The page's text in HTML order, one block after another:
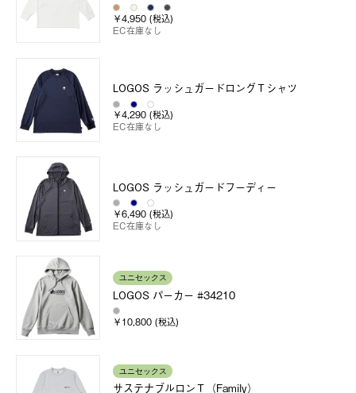
￥4,950 (税込)
EC在庫なし
LOGOS ラッシュガードロングＴシャツ
￥4,290 (税込)
EC在庫なし
LOGOS ラッシュガードフーディー
￥6,490 (税込)
EC在庫なし
ユニセックス
LOGOS パーカー #34210
￥10,800 (税込)
ユニセックス
サステナブルロンＴ（Family）